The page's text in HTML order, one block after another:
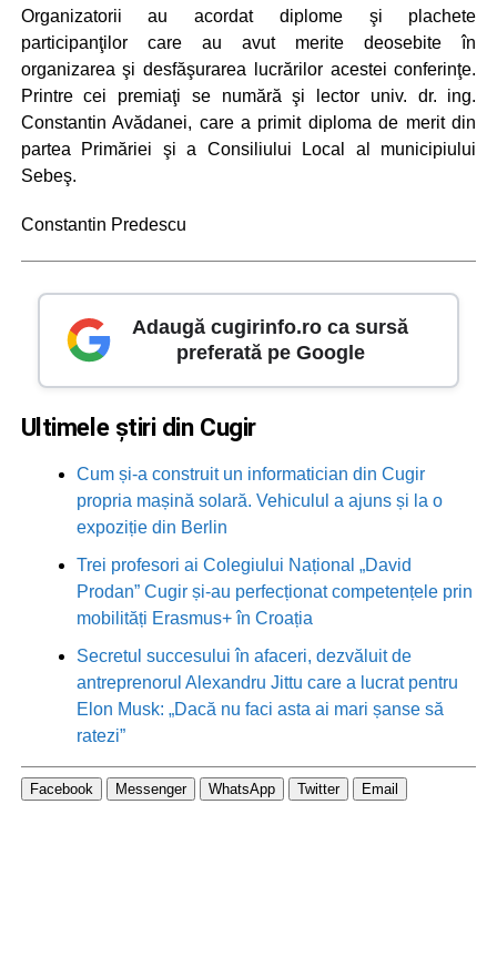
Organizatorii au acordat diplome şi plachete
participanţilor care au avut merite deosebite în
organizarea şi desfăşurarea lucrărilor acestei conferinţe.
Printre cei premiaţi se numără şi lector univ. dr. ing.
Constantin Avădanei, care a primit diploma de merit din
partea Primăriei şi a Consiliului Local al municipiului
Sebeş.
Constantin Predescu
Adaugă cugirinfo.ro ca sursă
preferată pe Google
Ultimele știri din Cugir
Cum și-a construit un informatician din Cugir
propria mașină solară. Vehiculul a ajuns și la o
expoziție din Berlin
Trei profesori ai Colegiului Național „David
Prodan” Cugir și-au perfecționat competențele prin
mobilități Erasmus+ în Croația
Secretul succesului în afaceri, dezvăluit de
antreprenorul Alexandru Jittu care a lucrat pentru
Elon Musk: „Dacă nu faci asta ai mari șanse să
ratezi”
Facebook Messenger WhatsApp Twitter Email